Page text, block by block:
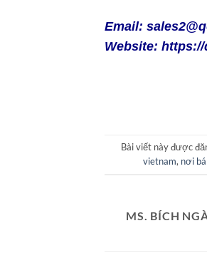
Email:
Website: https://
Bài viết này được
vietnam, nơi
MS. BÍCH